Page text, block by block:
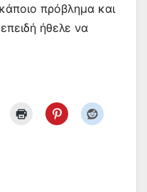
πρόβλημα και
ήθελε να